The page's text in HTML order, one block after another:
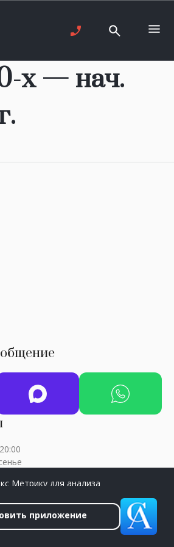
х — нач.
- 2026 / Все права защищены
приложение
Метрику для анализа